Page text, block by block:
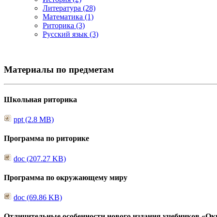
Литература (28)
Математика (1)
Риторика (3)
Русский язык (3)
Материалы по предметам
Школьная риторика
ppt (2.8 MB)
Программа по риторике
doc (207.27 KB)
Программа по окружающему миру
doc (69.86 KB)